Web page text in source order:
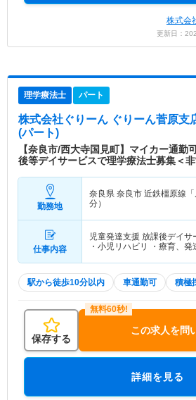
株式会
更新日：
理学療法士 パート
株式会社ぐりーん ぐりーん菅原支
(パート)
【奈良市/西大寺国見町】マイカー通勤
後等デイサービスで理学療法士募集＜非
勤務地
奈良県 奈良市 近鉄橿原線
分）
仕事内容
児童発達支援 放課後デイサ
・小児リハビリ ・療育、
駅から徒歩10分以内 車通勤可 積極
保存する
この求人を問
詳細を見る